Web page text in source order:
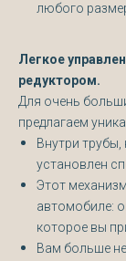
любого
Легкое
редуктором.
Для очень
предлагаем
Внутри трубы,
установлен
Этот
автомобиле:
которое вы
Вам больше не